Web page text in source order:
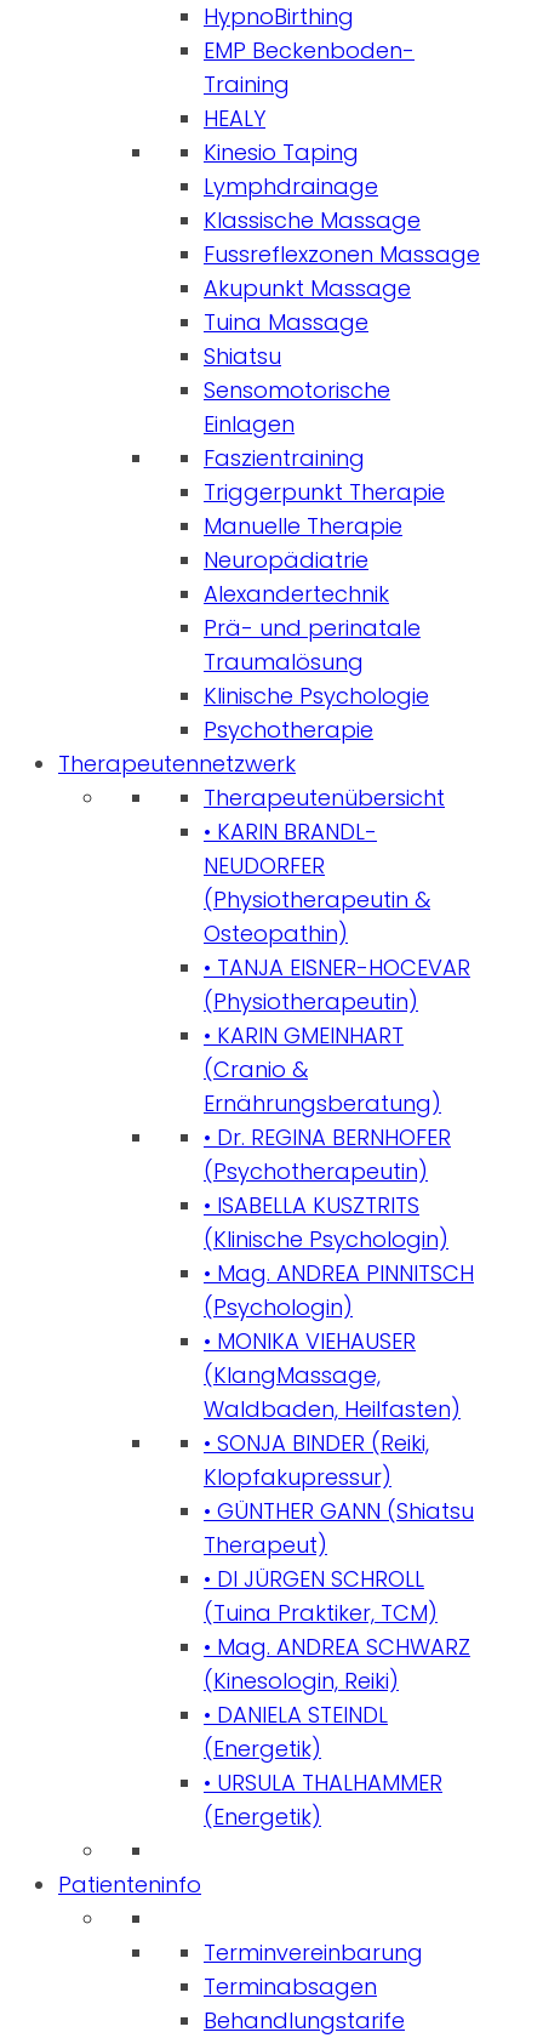
HypnoBirthing
EMP Beckenboden-
Training
HEALY
Kinesio Taping
Lymphdrainage
Klassische Massage
Fussreflexzonen Massage
Akupunkt Massage
Tuina Massage
Shiatsu
Sensomotorische
Einlagen
Faszientraining
Triggerpunkt Therapie
Manuelle Therapie
Neuropädiatrie
Alexandertechnik
Prä- und perinatale
Traumalösung
Klinische Psychologie
Psychotherapie
Therapeutennetzwerk
Therapeutenübersicht
• KARIN BRANDL-
NEUDORFER
(Physiotherapeutin &
Osteopathin)
• TANJA EISNER-HOCEVAR
(Physiotherapeutin)
• KARIN GMEINHART
(Cranio &
Ernährungsberatung)
• Dr. REGINA BERNHOFER
(Psychotherapeutin)
• ISABELLA KUSZTRITS
(Klinische Psychologin)
• Mag. ANDREA PINNITSCH
(Psychologin)
• MONIKA VIEHAUSER
(KlangMassage,
Waldbaden, Heilfasten)
• SONJA BINDER (Reiki,
Klopfakupressur)
• GÜNTHER GANN (Shiatsu
Therapeut)
• DI JÜRGEN SCHROLL
(Tuina Praktiker, TCM)
• Mag. ANDREA SCHWARZ
(Kinesologin, Reiki)
• DANIELA STEINDL
(Energetik)
• URSULA THALHAMMER
(Energetik)
Patienteninfo
Terminvereinbarung
Terminabsagen
Behandlungstarife